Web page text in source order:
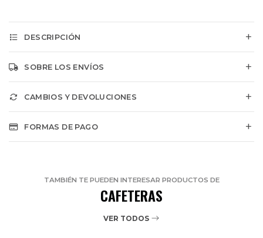
DESCRIPCIÓN
SOBRE LOS ENVÍOS
CAMBIOS Y DEVOLUCIONES
FORMAS DE PAGO
TAMBIÉN TE PUEDEN INTERESAR PRODUCTOS DE
CAFETERAS
VER TODOS